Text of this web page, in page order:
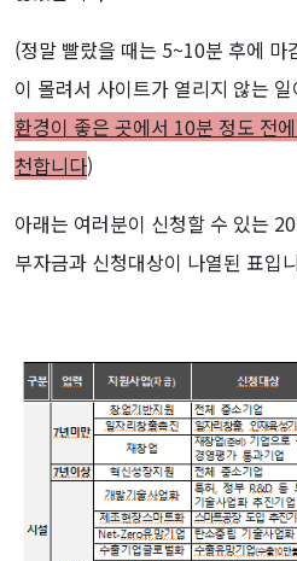
(정말 빨랐을 때는 5~10분 후에 마
이 몰려서 사이트가 열리지 않는
환경이 좋은 곳에서 10분 정도 전
천합니다)
아래는 여러분이 신청할 수 있는
부자금과 신청대상이 나열된 표입